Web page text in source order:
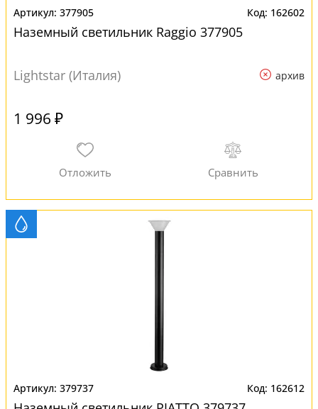
377905 162602
Наземный светильник Raggio 377905
Lightstar (Италия) архив
1 996 ₽
379737 162612